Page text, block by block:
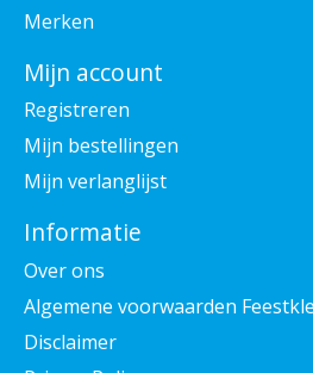
Merken
Mijn account
Registreren
Mijn bestellingen
Mijn verlanglijst
Informatie
Over ons
Algemene voorwaarden
Disclaimer